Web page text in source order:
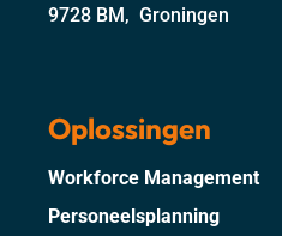
9728 BM, Groningen
Oplossingen
Workforce Management
Personeelsplanning